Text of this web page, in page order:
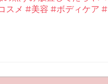
スメ #美容 #ボディケア #